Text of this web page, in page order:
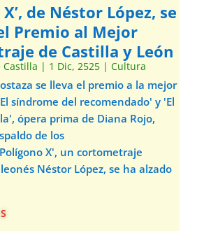
de Néstor López, se
Premio al Mejor
de Castilla y León
Castilla | 1 Dic, 2525| Cultura
se lleva el premio a la mejor
síndrome del recomendado' y 'El
ópera prima de Diana Rojo,
de los
X', un cortometraje
Néstor López, se ha alzado